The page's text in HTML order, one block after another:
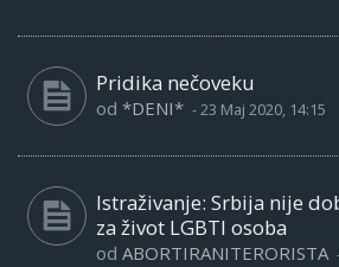
Pridika nečoveku
od *DENI* -23 Maj 2020, 14:15
Istraživanje: Srbija nije
za život LGBTI osoba
od ABORTIRANITERORISTA